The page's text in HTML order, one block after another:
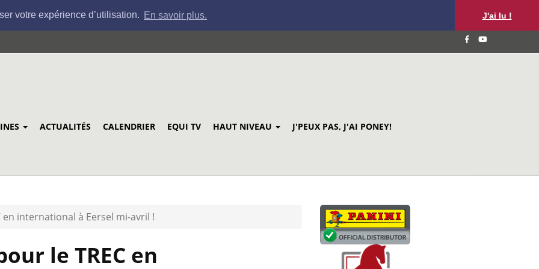
votre expérience d’utilisation. En savoir plus. J'ai lu !
ACTUALITÉS CALENDRIER EQUI TV HAUT NIVEAU J'PEUX PAS, J'AI PONEY!
international à Eersel mi-avril !
le TREC en